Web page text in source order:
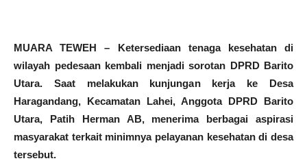
MUARA TEWEH – Ketersediaan tenaga kesehatan di
wilayah pedesaan kembali menjadi sorotan DPRD Barito
Utara. Saat melakukan kunjungan kerja ke Desa
Haragandang, Kecamatan Lahei, Anggota DPRD Barito
Utara, Patih Herman AB, menerima berbagai aspirasi
masyarakat terkait minimnya pelayanan kesehatan di desa
tersebut.